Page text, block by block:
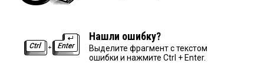
Нашли ошибку?
Выделите фрагмент с текстом
ошибки и нажмите Ctrl + Enter.